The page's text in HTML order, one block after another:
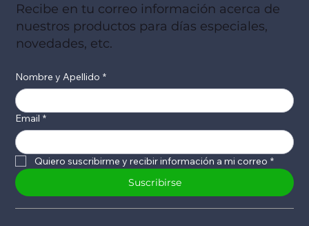
Recibe en tu correo información acerca de
nuestros productos para días especiales,
novedades, etc.
Nombre y Apellido *
Email *
Quiero suscribirme y recibir información a mi correo *
Suscribirse